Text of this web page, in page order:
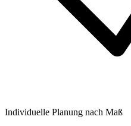
Individuelle Planung nach Maß